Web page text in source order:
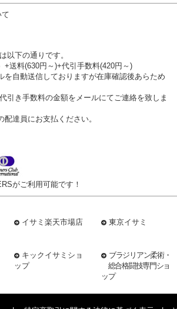
以下の通りです。
+送料(630円～)+代引手数料(420円～)
を自動送信しておりますが在庫確認後あらため
き手数料の金額をメールにてご連絡を致しま
配達員にお支払ください。
がご利用可能です！
イサミ楽天市場店 東京イサミ
キックイサミショ
ップ
ブラジリアン柔術・
総合格闘技専門ショ
ップ